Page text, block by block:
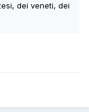
dei veneti, dei